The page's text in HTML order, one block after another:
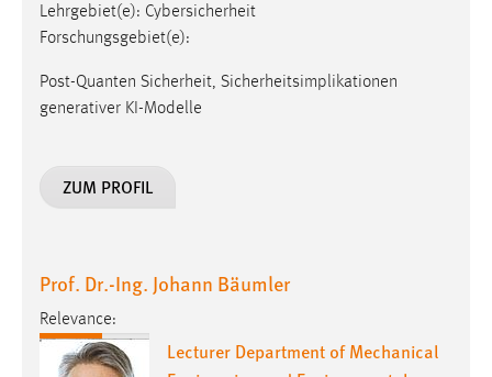
Lehrgebiet(e): Cybersicherheit
Forschungsgebiet(e):
Post-Quanten Sicherheit, Sicherheitsimplikationen
generativer KI-Modelle
ZUM PROFIL
Prof. Dr.-Ing. Johann Bäumler
Relevance:
Lecturer Department of Mechanical